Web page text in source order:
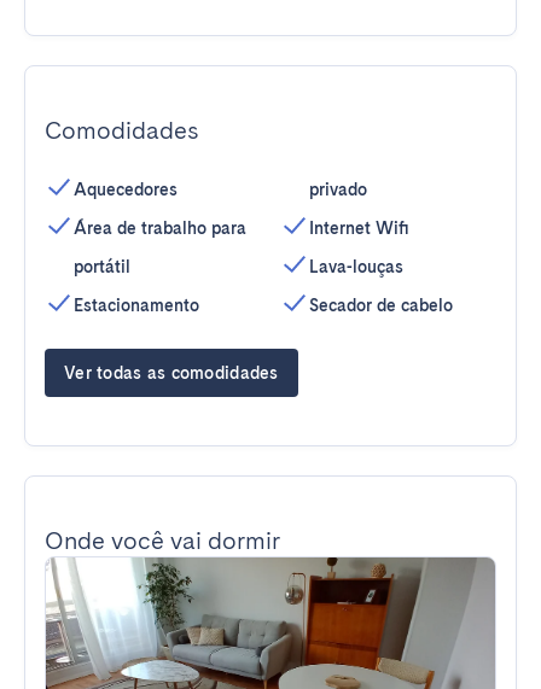
Comodidades
Aquecedores
Área de trabalho para
portátil
Estacionamento
privado
Internet Wifi
Lava-louças
Secador de cabelo
Ver todas as comodidades
Onde você vai dormir